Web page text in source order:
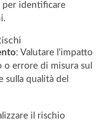
per identificare
: Valutare l’impatto
errore di misura sul
sulla qualità del
il rischio